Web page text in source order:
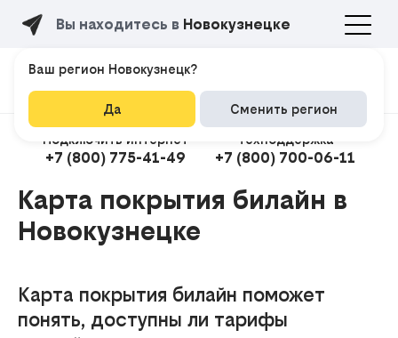
Вы находитесь в Новокузнецке
Подключить интернет
+7 (800) 775-41-49
Техподдержка
+7 (800) 700-06-11
Карта покрытия билайн в
Новокузнецке
Карта покрытия билайн поможет
понять, доступны ли тарифы
Ваш регион Новокузнецк?
Да Сменить регион